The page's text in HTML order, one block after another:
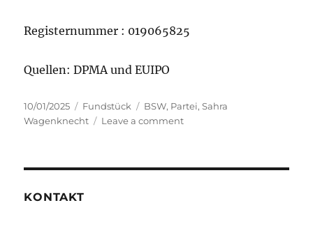
Registernummer : 019065825
Quellen: DPMA und EUIPO
Posted
on
10/01/2025 Categories
Fundstück Tags
BSW, Partei,Sahra
Wagenknecht
Leave a commenton
KONTAKT